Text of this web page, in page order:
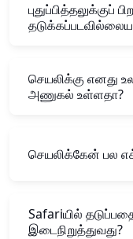
புதுப்பித்தலுக்குப்
செயலிக்கு எனது
அணுகல் உள்ளதா?
செயலிக்கேன் பல
Safariயில்
இடைநிறுத்துவது?